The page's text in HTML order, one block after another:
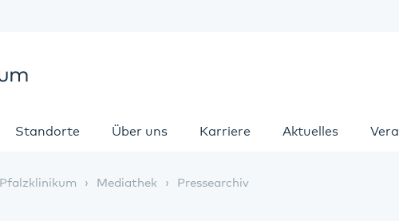
Standorte Über uns Karriere Aktuelles
Pfalzklinikum Mediathek Pressearchiv